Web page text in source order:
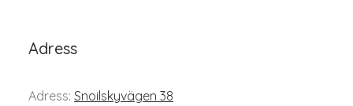
Adress
Adress: Snoilskyvägen 38